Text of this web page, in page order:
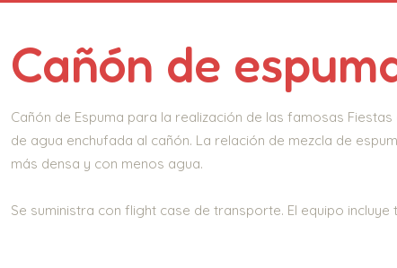
Cañón de
Cañón de Espuma para la realización de las famosas
de agua enchufada al cañón. La relación de mezcla de
más densa y con menos agua.
Se suministra con flight case de transporte. El equipo